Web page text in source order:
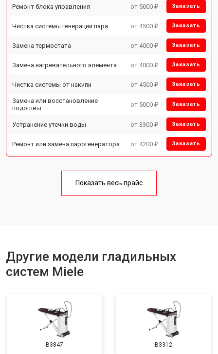
Ремонт блока управления от 5000 ₽ Заказать
Чистка системы генерации пара от 4500 ₽ Заказать
Замена термостата от 4000 ₽ Заказать
Замена нагревательного элемента от 4000 ₽ Заказать
Чистка системы от накипи от 4500 ₽ Заказать
Замена или восстановление
подошвы
от 5000 ₽ Заказать
Устранение утечки воды от 3300 ₽ Заказать
Ремонт или замена парогенератора от 4200 ₽ Заказать
Показать весь прайс
Другие модели гладильных
систем Miele
B3847 B3312